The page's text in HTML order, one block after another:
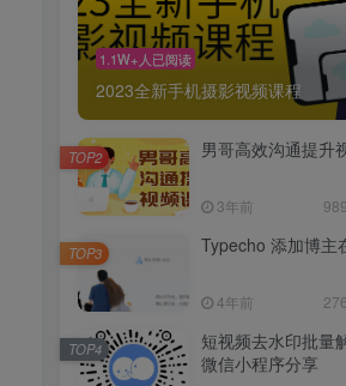
1.1W+人已阅读
2023全新手机摄影视频课程
男哥高效沟通提升
3年前
TOP2
Typecho 添加博主
4年前
TOP3
短视频去水印批量
微信小程序分享
TOP4